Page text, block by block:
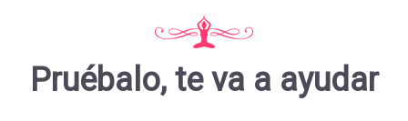
Pruébalo, te va a ayudar